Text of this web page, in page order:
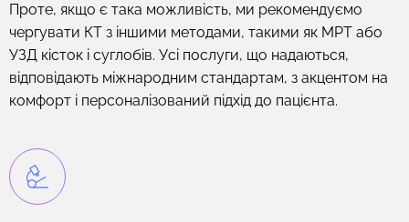
Проте, якщо є така можливість, ми рекомендуємо
чергувати КТ з іншими методами, такими як МРТ або
УЗД кісток і суглобів. Усі послуги, що надаються,
відповідають міжнародним стандартам, з акцентом на
комфорт і персоналізований підхід до пацієнта.